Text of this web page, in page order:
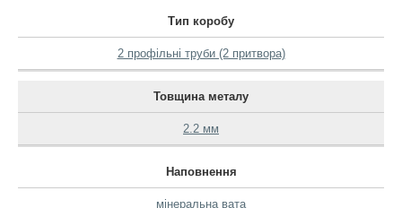
Тип коробу
2 профільні труби (2 притвора)
Товщина металу
2.2 мм
Наповнення
мінеральна вата